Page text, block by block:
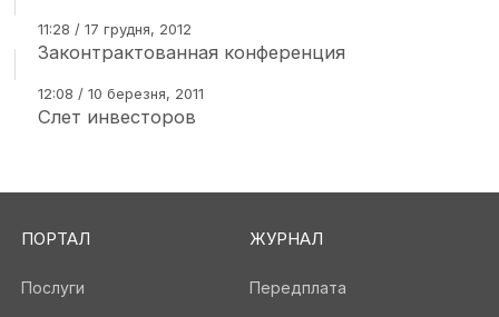
11:28 / 17 грудня, 2012
Законтрактованная конференция
12:08 / 10 березня, 2011
Слет инвесторов
ПОРТАЛ
Послуги
ЖУРНАЛ
Передплата